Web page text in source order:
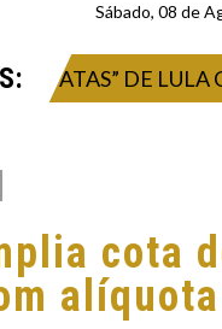
Sábado, 08 de
DE LULA
cota